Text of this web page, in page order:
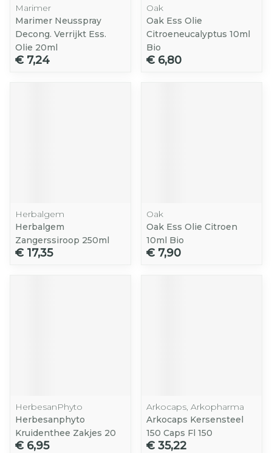
Marimer
Marimer Neusspray
Decong. Verrijkt Ess.
Olie 20ml
€ 7,24
Oak
Oak Ess Olie
Citroeneucalyptus 10ml
Bio
€ 6,80
Herbalgem
Herbalgem
Zangerssiroop 250ml
€ 17,35
Oak
Oak Ess Olie Citroen
10ml Bio
€ 7,90
HerbesanPhyto
Herbesanphyto
Kruidenthee Zakjes 20
€ 6,95
Arkocaps, Arkopharma
Arkocaps Kersensteel
150 Caps Fl 150
€ 35,22